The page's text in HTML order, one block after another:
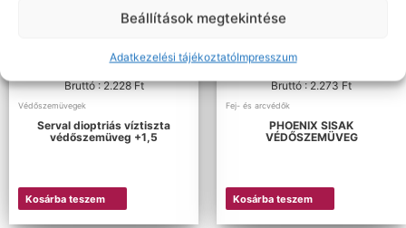
Beállítások megtekintése
Adatkezelési tájékoztatóImpresszum
Bruttó : 2.228 Ft
Védőszemüvegek
Serval dioptriás víztiszta
védőszemüveg +1,5
Kosárba teszem
Bruttó : 2.273 Ft
Fej- és arcvédők
PHOENIX SISAK
VÉDŐSZEMÜVEG
Kosárba teszem